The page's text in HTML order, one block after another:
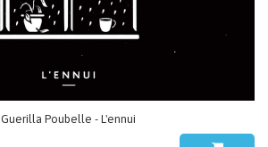
Guerilla Poubelle - L'ennui